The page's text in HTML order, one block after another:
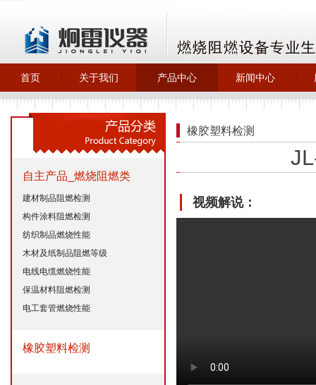
首页 关于我们 产品中心 新闻中心
> 关于炯雷仪器 > 自主产品_燃烧
橡胶塑料检测
> 自主产品_试验
> 最新动态
>企业新闻
>行业动态
>
自主产品_燃烧阻燃类
建材制品阻燃检测
构件涂料阻燃检测
纺织制品燃烧性能
木材及纸制品阻燃等级
电线电缆燃烧性能
保温材料阻燃检测
电工套管燃烧性能
橡胶塑料检测
橡胶塑料检测
视频解说：